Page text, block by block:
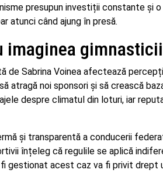
presupun investiții constante și
atunci când ajung în presă.
de Sabrina Voinea afectează
atragă noi sponsori și să crească
despre climatul din loturi, iar
și transparentă a conducerii
înțeleg că regulile se aplică
gestionat acest caz va fi privit